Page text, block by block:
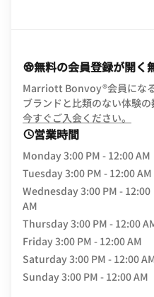
無料の会員登録が開く
Marriott Bonvoy®会員にな
ブランドと比類のない体験の
今すぐご入会ください。
営業時間
Monday3:00 PM - 12:00 AM
Tuesday3:00 PM - 12:00 AM
Wednesday3:00 PM - 12:00
AM
Thursday3:00 PM - 12:00
Friday3:00 PM - 12:00 AM
Saturday3:00 PM - 12:00
Sunday3:00 PM - 12:00 AM